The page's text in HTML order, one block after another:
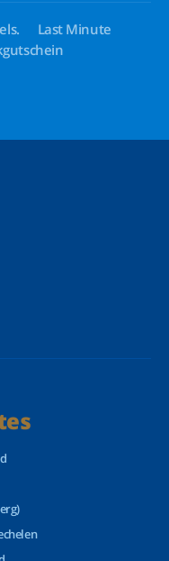
Last Minute